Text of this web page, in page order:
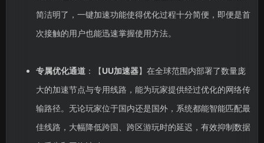
简洁明了，一键加速功能使得优化过程十分简便，即便是首
次接触的用户也能迅速掌握使用方法。
专属优化通道：【UU加速器】在全球范围内部署了数量庞
大的加速节点与专用线路，能为玩家提供经过优化的网络传
输路径。无论玩家位于国内还是国外，系统都能智能匹配最
佳线路，大幅降低跨国、跨区游玩时的延迟，有效抑制数据